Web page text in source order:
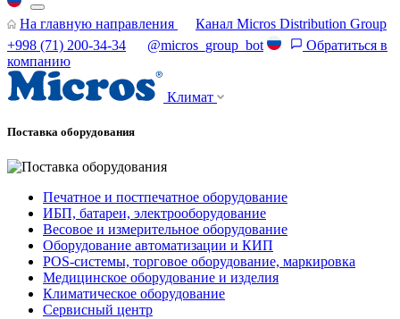
На главную направления
Канал Micros Distribution Group
+998 (71) 200-34-34
@micros_group_bot
Обратиться в
компанию
Климат
Поставка оборудования
Печатное и постпечатное оборудование
ИБП, батареи, электрооборудование
Весовое и измерительное оборудование
Оборудование автоматизации и КИП
POS-системы, торговое оборудование, маркировка
Медицинское оборудование и изделия
Климатическое оборудование
Сервисный центр